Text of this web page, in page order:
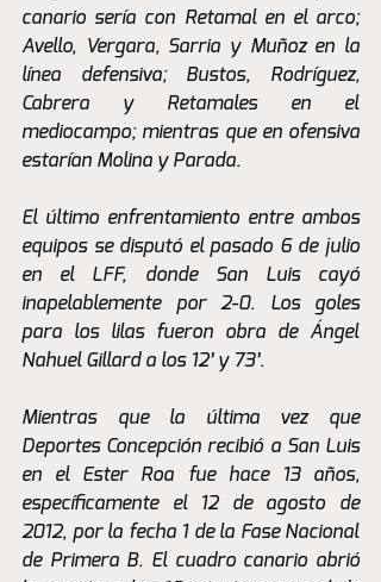
canario sería con Retamal en el arco;
Avello, Vergara, Sarria y Muñoz en la
línea defensiva; Bustos, Rodríguez,
Cabrera y Retamales en el
mediocampo; mientras que en ofensiva
estarían Molina y Parada.
El último enfrentamiento entre ambos
equipos se disputó el pasado 6 de julio
en el LFF, donde San Luis cayó
inapelablemente por 2-0. Los goles
para los lilas fueron obra de Ángel
Nahuel Gillard a los 12’ y 73’.
Mientras que la última vez que
Deportes Concepción recibió a San Luis
en el Ester Roa fue hace 13 años,
específicamente el 12 de agosto de
2012, por la fecha 1 de la Fase Nacional
de Primera B. El cuadro canario abrió